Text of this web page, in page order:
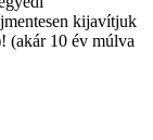
kijavítjuk
(akár 10 év múlva